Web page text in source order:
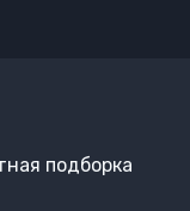
подборка